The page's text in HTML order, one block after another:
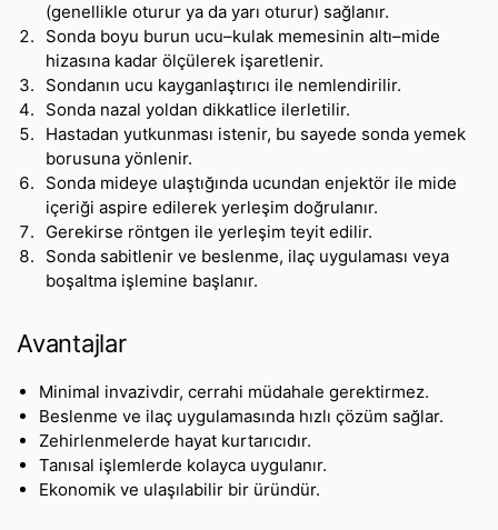
(genellikle oturur ya da yarı oturur) sağlanır.
Sonda boyu burun ucu–kulak memesinin altı–mide
hizasına kadar ölçülerek işaretlenir.
Sondanın ucu kayganlaştırıcı ile nemlendirilir.
Sonda nazal yoldan dikkatlice ilerletilir.
Hastadan yutkunması istenir, bu sayede sonda yemek
borusuna yönlenir.
Sonda mideye ulaştığında ucundan enjektör ile mide
içeriği aspire edilerek yerleşim doğrulanır.
Gerekirse röntgen ile yerleşim teyit edilir.
Sonda sabitlenir ve beslenme, ilaç uygulaması veya
boşaltma işlemine başlanır.
Avantajlar
Minimal invazivdir, cerrahi müdahale gerektirmez.
Beslenme ve ilaç uygulamasında hızlı çözüm sağlar.
Zehirlenmelerde hayat kurtarıcıdır.
Tanısal işlemlerde kolayca uygulanır.
Ekonomik ve ulaşılabilir bir üründür.